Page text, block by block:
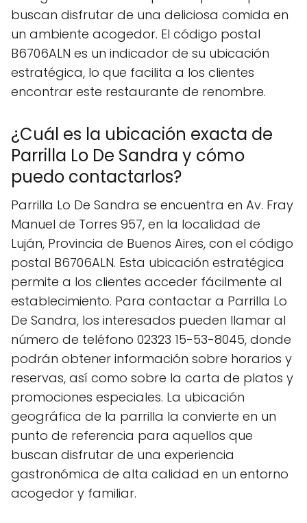
buscan disfrutar de una deliciosa comida en
un ambiente acogedor. El código postal
B6706ALN es un indicador de su ubicación
estratégica, lo que facilita a los clientes
encontrar este restaurante de renombre.
¿Cuál es la ubicación exacta de
Parrilla Lo De Sandra y cómo
puedo contactarlos?
Parrilla Lo De Sandra se encuentra en Av. Fray
Manuel de Torres 957, en la localidad de
Luján, Provincia de Buenos Aires, con el código
postal B6706ALN. Esta ubicación estratégica
permite a los clientes acceder fácilmente al
establecimiento. Para contactar a Parrilla Lo
De Sandra, los interesados pueden llamar al
número de teléfono 02323 15-53-8045, donde
podrán obtener información sobre horarios y
reservas, así como sobre la carta de platos y
promociones especiales. La ubicación
geográfica de la parrilla la convierte en un
punto de referencia para aquellos que
buscan disfrutar de una experiencia
gastronómica de alta calidad en un entorno
acogedor y familiar.